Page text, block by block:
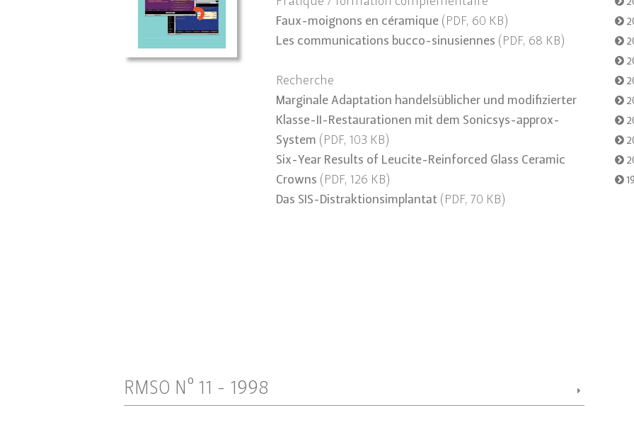
Faux-moignons en céramique (PDF, 60 KB)
Les communications bucco-sinusiennes (PDF, 68 KB)
Recherche
Marginale Adaptation handelsüblicher und modifizierter
Klasse-II-Restaurationen mit dem Sonicsys-approx-
System (PDF, 103 KB)
Six-Year Results of Leucite-Reinforced Glass Ceramic
Crowns (PDF, 126 KB)
Das SIS-Distraktionsimplantat (PDF, 70 KB)
RMSO Nº 11 - 1998